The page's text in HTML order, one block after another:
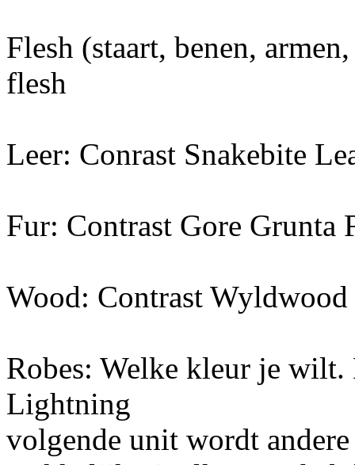
Flesh (staart, benen,
flesh
Leer: Conrast Snakebite
Fur: Contrast Gore Grunta
Wood: Contrast Wyldwood
Robes: Welke kleur je wilt.
Lightning
volgende unit wordt